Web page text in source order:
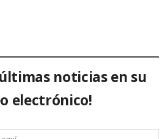
noticias en su
electrónico!